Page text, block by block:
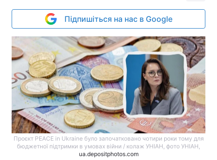
Підпишіться на нас в Google
Проєкт PEACE in Ukraine було започатковано чотири роки тому для
бюджетної підтримки в умовах війни / колаж УНІАН, фото УНІАН,
ua.depositphotos.com